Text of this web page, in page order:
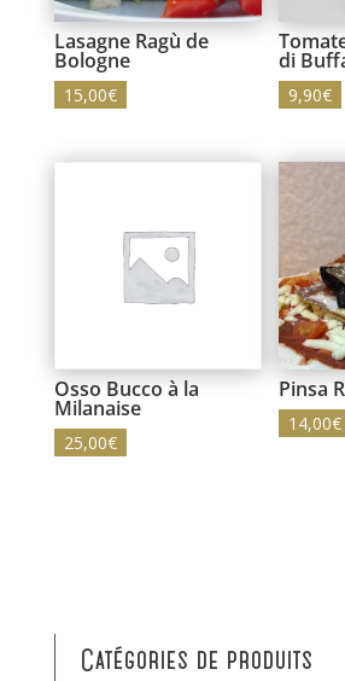
Lasagne Ragù de
Bologne
15,00€
di
9,90€
Osso Bucco à la
Milanaise
25,00€
Pinsa
14,00€
Catégories de produits